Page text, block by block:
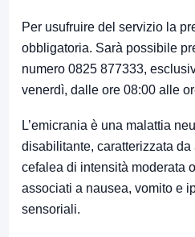
Per usufruire del servizio la
obbligatoria. Sarà possibile
numero 0825 877333,
venerdì, dalle ore 08:00 alle
L’emicrania è una malattia
disabilitante, caratterizzata da
cefalea di intensità moderata
associati a nausea, vomito e
sensoriali.